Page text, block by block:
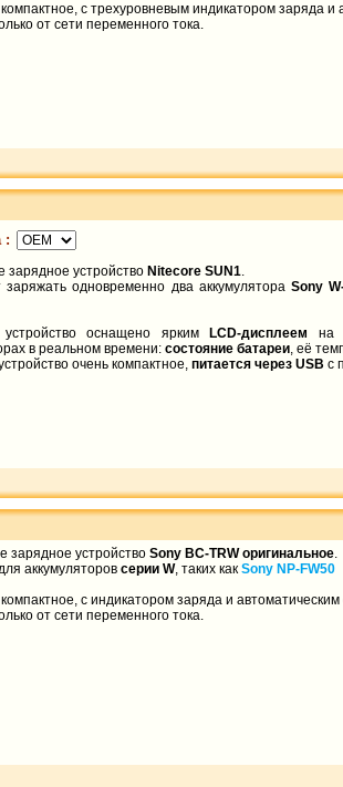
с трехуровневым индикатором заряда и
от сети переменного тока.
:
зарядное устройство Nitecore SUN1.
заряжать одновременно два аккумулятораSony
оснащено ярким
LCD-дисплеем
на
в реальном времени: состояние батареи, её
очень компактное, питается через USB с
зарядное устройство Sony BC-TRW оригинальное.
аккумуляторов серии W, таких как Sony NP-FW50
c индикатором заряда и
от сети переменного тока.